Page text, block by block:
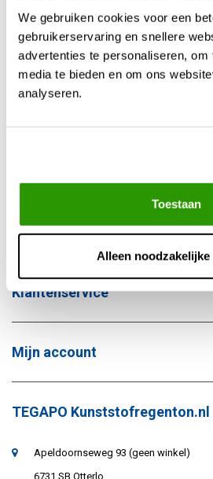
We gebruiken cookies voor een
gebruikerservaring en snellere
advertenties te personaliseren,
media te bieden en om ons
analyseren.
Toestaan
Alleen
Kunststofregenton.nl -
Kunststofregenton.nl is er voor iedereen
Klantenservice
Mijn account
TEGAPO Kunststofregenton.nl
Apeldoornseweg 93 (geen winkel)
6731 SB Otterlo